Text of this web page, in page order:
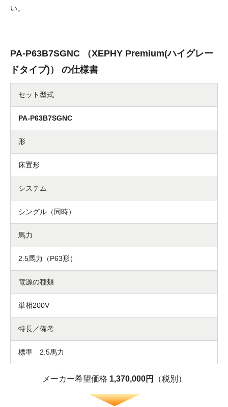
い。
PA-P63B7SGNC （XEPHY Premium(ハイグレー
ドタイプ)） の仕様書
セット型式
PA-P63B7SGNC
形
床置形
システム
シングル（同時）
馬力
2.5馬力（P63形）
電源の種類
単相200V
特長／備考
標準 2.5馬力
メーカー希望価格 1,370,000円 （税別）